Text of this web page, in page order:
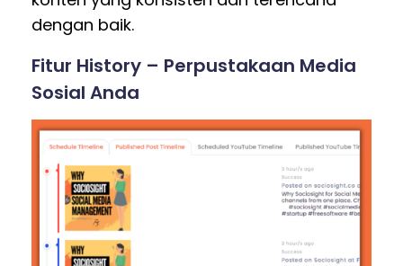
dengan baik.
Fitur History – Perpustakaan Media
Sosial Anda